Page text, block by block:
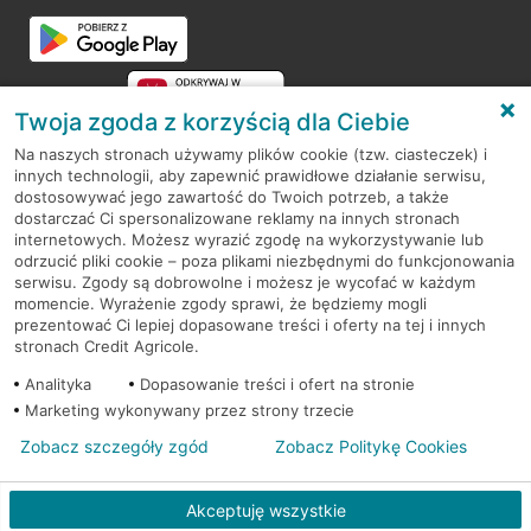
RODO
Regulamin serwisu
Mapa serwisu
PolitykaCookies
© 2026 Credit Agricole Bank Polska S.A. Wszelkie prawa zastrzeżone
Twoja zgoda z korzyścią dla Ciebie
Na naszych stronach używamy plików cookie (tzw. ciasteczek) i
innych technologii, aby zapewnić prawidłowe działanie serwisu,
dostosowywać jego zawartość do Twoich potrzeb, a także
dostarczać Ci spersonalizowane reklamy na innych stronach
internetowych. Możesz wyrazić zgodę na wykorzystywanie lub
odrzucić pliki cookie – poza plikami niezbędnymi do funkcjonowania
serwisu. Zgody są dobrowolne i możesz je wycofać w każdym
momencie. Wyrażenie zgody sprawi, że będziemy mogli
prezentować Ci lepiej dopasowane treści i oferty na tej i innych
stronach Credit Agricole.
Analityka
Dopasowanie treści i ofert na stronie
Marketing wykonywany przez strony trzecie
Akceptuję wszystkie
Zobacz szczegóły zgód Zobacz Politykę Cookies